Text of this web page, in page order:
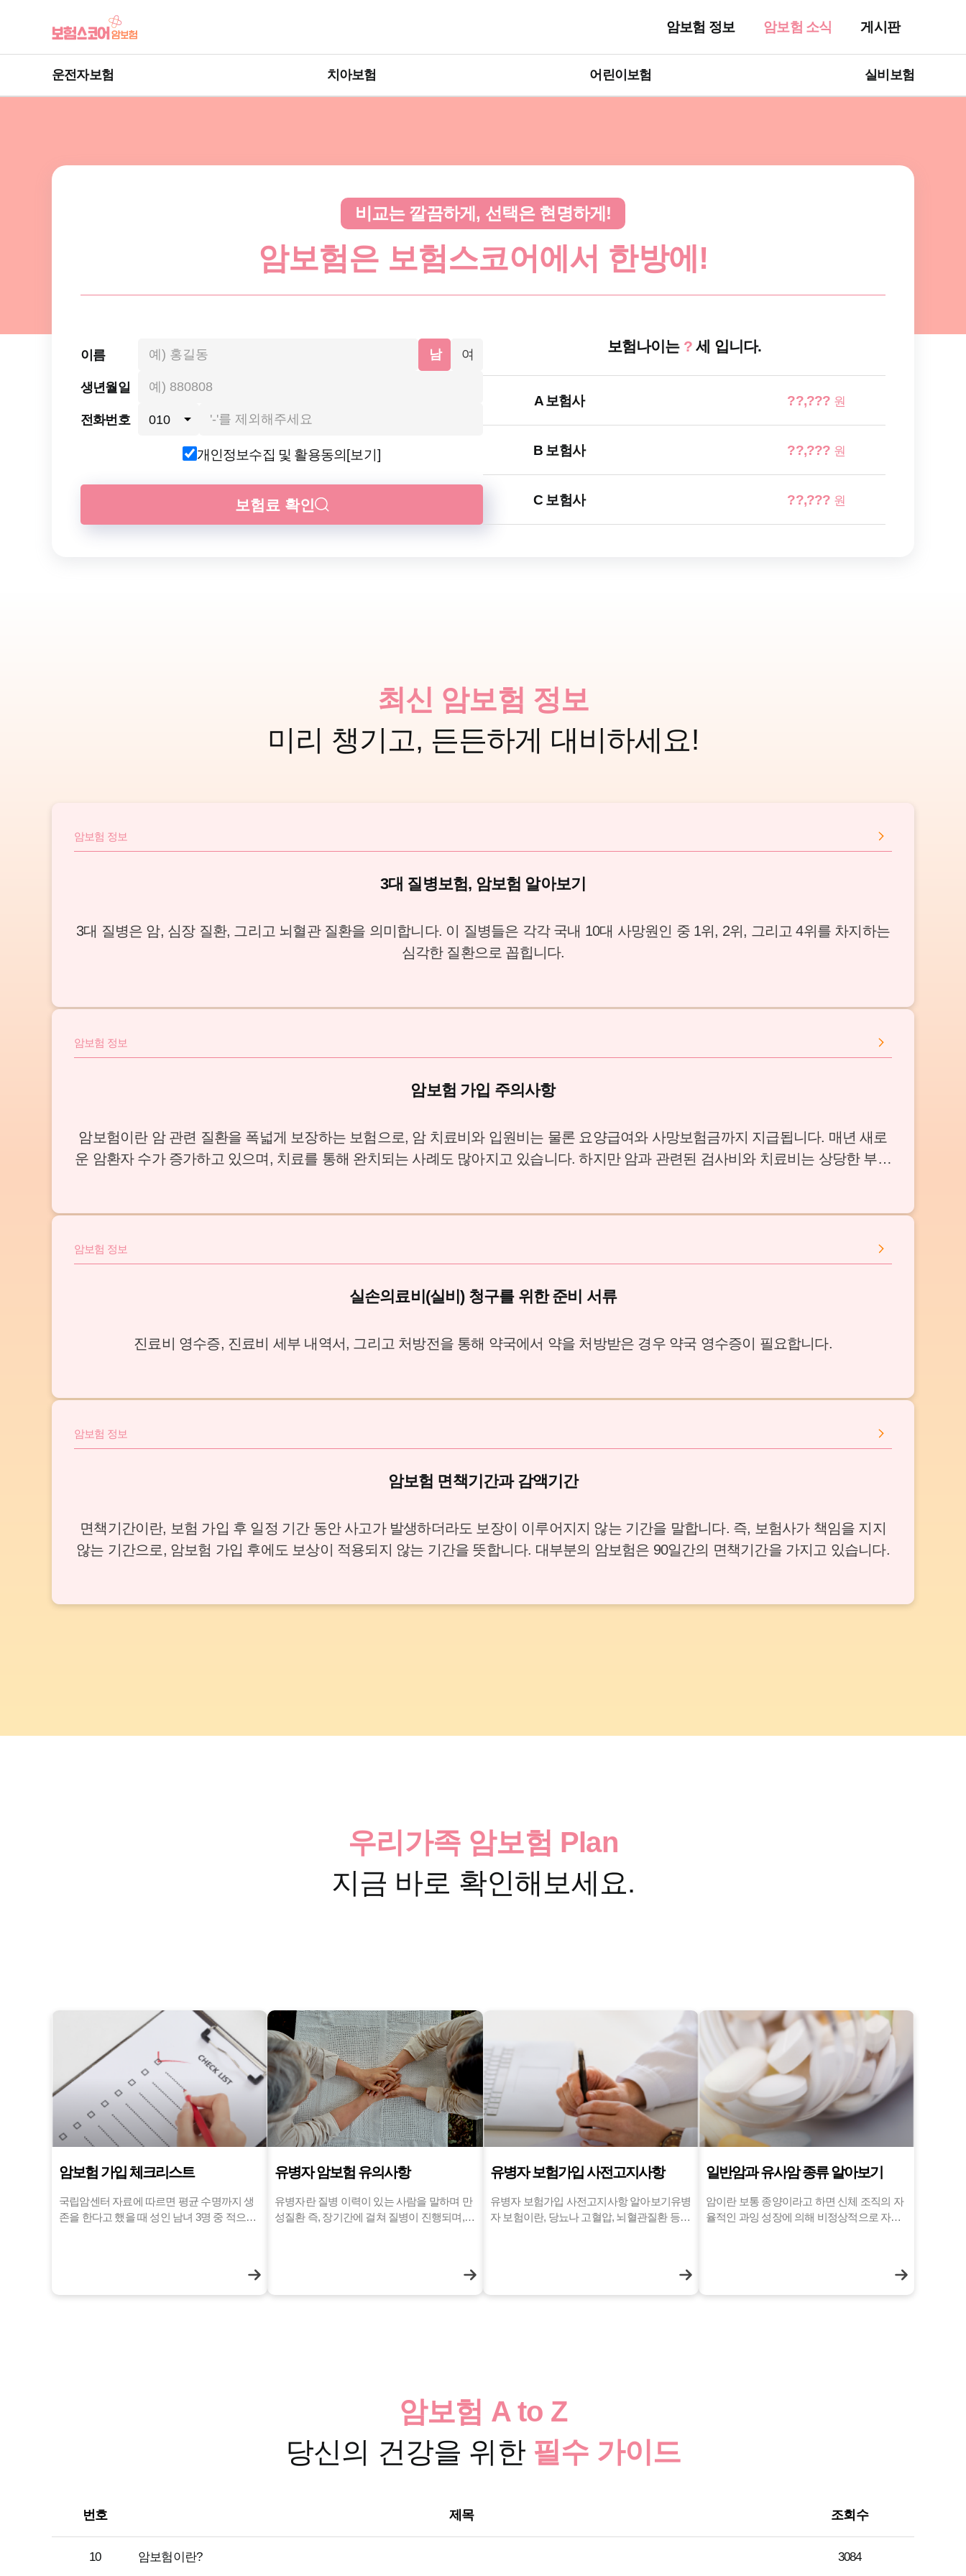
암보험 정보 암보험 소식 게시판
운전자보험 치아보험 어린이보험 실비보험
비교는 깔끔하게, 선택은 현명하게!
암보험은 보험스코어에서 한방에!
이름 남 여
생년월일
전화번호
개인정보수집 및 활용동의 [보기]
보험료 확인
보험나이는 ? 세 입니다.
A 보험사 ??,??? 원
B 보험사 ??,??? 원
C 보험사 ??,??? 원
최신 암보험 정보
미리 챙기고, 든든하게 대비하세요!
암보험 정보
3대 질병보험, 암보험 알아보기
3대 질병은 암, 심장 질환, 그리고 뇌혈관 질환을 의미합니다. 이 질병들은 각각 국내 10대 사망원인 중 1위, 2위, 그리고 4위를 차지하는
심각한 질환으로 꼽힙니다.
암보험 정보
암보험 가입 주의사항
암보험이란 암 관련 질환을 폭넓게 보장하는 보험으로, 암 치료비와 입원비는 물론 요양급여와 사망보험금까지 지급됩니다. 매년 새로
운 암환자 수가 증가하고 있으며, 치료를 통해 완치되는 사례도 많아지고 있습니다. 하지만 암과 관련된 검사비와 치료비는 상당한 부담
암보험 정보
실손의료비(실비) 청구를 위한 준비 서류
진료비 영수증, 진료비 세부 내역서, 그리고 처방전을 통해 약국에서 약을 처방받은 경우 약국 영수증이 필요합니다.
암보험 정보
암보험 면책기간과 감액기간
면책기간이란, 보험 가입 후 일정 기간 동안 사고가 발생하더라도 보장이 이루어지지 않는 기간을 말합니다. 즉, 보험사가 책임을 지지
않는 기간으로, 암보험 가입 후에도 보상이 적용되지 않는 기간을 뜻합니다. 대부분의 암보험은 90일간의 면책기간을 가지고 있습니다.
우리가족 암보험 Plan
지금 바로 확인해보세요.
암보험 가입 체크리스트
국립암센터 자료에 따르면 평균 수명까지 생
존을 한다고 했을 때 성인 남녀 3명 중 적으면
암 발병 시 치료비용으로 사용하게 되는 금액
은 경제적으로 부담이 될 수밖에 없습니다.
유병자 암보험 유의사항
유병자란 질병 이력이 있는 사람을 말하며 만
성질환 즉, 장기간에 걸쳐 질병이 진행되며,
호흡기질환을 주요 질환으로 지정하고 있습
니다.
유병자 보험가입 사전고지사항
유병자 보험가입 사전고지사항 알아보기유병
자 보험이란, 당뇨나 고혈압, 뇌혈관질환 등
일반암과 유사암 종류 알아보기
암이란 보통 종양이라고 하면 신체 조직의 자
율적인 과잉 성장에 의해 비정상적으로 자라
암보험 A to Z
당신의 건강을 위한필수 가이드
번호 제목 조회수
10 암보험이란? 3084